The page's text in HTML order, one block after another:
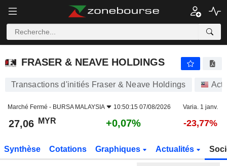
FRASER & NEAVE HOLDINGS
Transactions d'initiés Fraser & Neave Holdings
Marché Fermé - BURSA MALAYSIA 10:50:15 07/08/2026 Varia. 1 janv.
27,06 MYR +0,07% -23,77%
Synthèse Cotations Graphiques Actualités